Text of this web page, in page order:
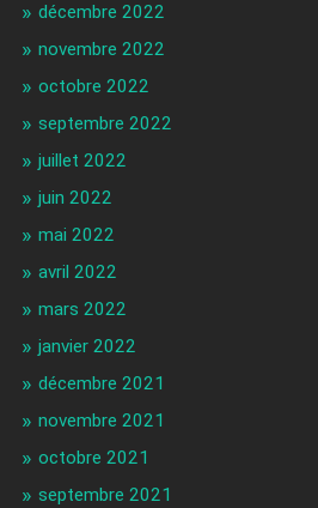
décembre 2022
novembre 2022
octobre 2022
septembre 2022
juillet 2022
juin 2022
mai 2022
avril 2022
mars 2022
janvier 2022
décembre 2021
novembre 2021
octobre 2021
septembre 2021